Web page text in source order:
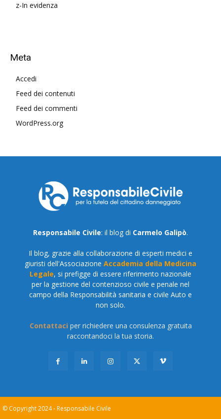
z-In evidenza
Meta
Accedi
Feed dei contenuti
Feed dei commenti
WordPress.org
Responsabile Civile: il blog di Carmelo Galipò.
Il blog, grazie alla collaborazione di esperti medici e
giuristi dell'Associazione Accademia della Medicina
Legale, si prefigge di essere riferimento nazionale
per la gestione del contenzioso civile e penale nel
campo della Responsabilità sanitaria e civile Auto e
non solo.
Contattaci per richiedere una consulenza gratuita
raccontandoci la tua storia.
© Copyright 2024 - Responsabile Civile